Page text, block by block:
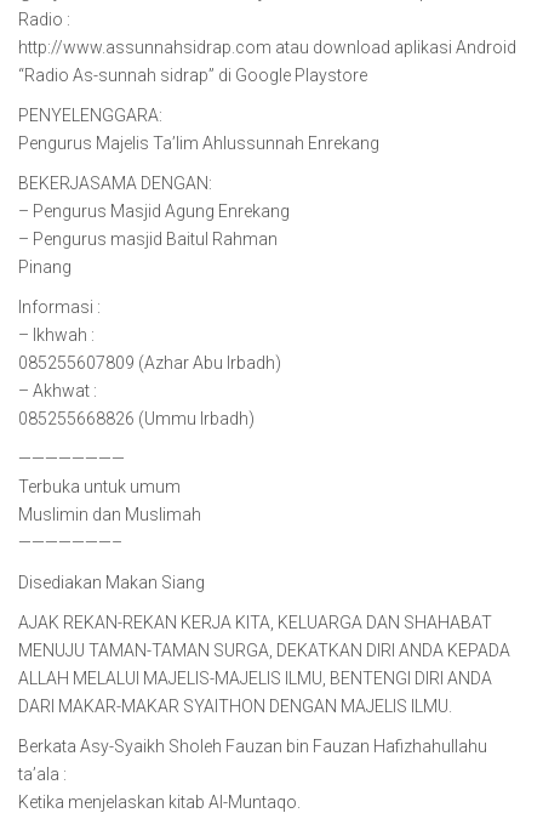
Radio :
http://www.assunnahsidrap.com atau download aplikasi Android
“Radio As-sunnah sidrap” di Google Playstore
PENYELENGGARA:
Pengurus Majelis Ta’lim Ahlussunnah Enrekang
BEKERJASAMA DENGAN:
– Pengurus Masjid Agung Enrekang
– Pengurus masjid Baitul Rahman
Pinang
Informasi :
– Ikhwah :
085255607809 (Azhar Abu Irbadh)
– Akhwat :
085255668826 (Ummu Irbadh)
————————
Terbuka untuk umum
Muslimin dan Muslimah
———————–
Disediakan Makan Siang
AJAK REKAN-REKAN KERJA KITA, KELUARGA DAN SHAHABAT
MENUJU TAMAN-TAMAN SURGA, DEKATKAN DIRI ANDA KEPADA
ALLAH MELALUI MAJELIS-MAJELIS ILMU, BENTENGI DIRI ANDA
DARI MAKAR-MAKAR SYAITHON DENGAN MAJELIS ILMU.
Berkata Asy-Syaikh Sholeh Fauzan bin Fauzan Hafizhahullahu
ta’ala :
Ketika menjelaskan kitab Al-Muntaqo.